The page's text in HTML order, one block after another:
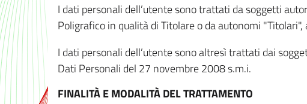
I dati personali dell’utente sono trattati da soggetti
Poligrafico in qualità di Titolare o da autonomi
I dati personali dell’utente sono altresì trattati dai
Dati Personali del 27 novembre 2008 s.m.i.
FINALITÀ E MODALITÀ DEL TRATTAMENTO